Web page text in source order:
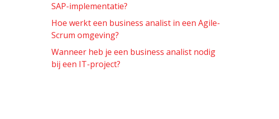
SAP-implementatie?
Hoe werkt een business analist in een Agile-
Scrum omgeving?
Wanneer heb je een business analist nodig
bij een IT-project?